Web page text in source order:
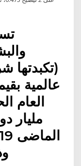
(تكبدتها
مليار